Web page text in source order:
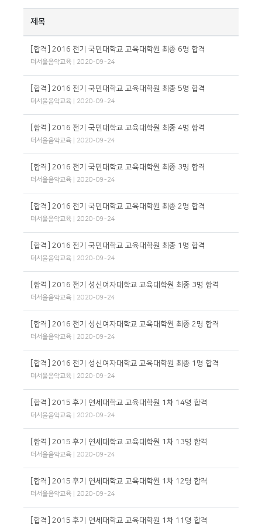
제목
[합격] 2016 전기 국민대학교 교육대학원 최종 6명 합격
더서울음악교육 | 2020-09-24
[합격] 2016 전기 국민대학교 교육대학원 최종 5명 합격
더서울음악교육 | 2020-09-24
[합격] 2016 전기 국민대학교 교육대학원 최종 4명 합격
더서울음악교육 | 2020-09-24
[합격] 2016 전기 국민대학교 교육대학원 최종 3명 합격
더서울음악교육 | 2020-09-24
[합격] 2016 전기 국민대학교 교육대학원 최종 2명 합격
더서울음악교육 | 2020-09-24
[합격] 2016 전기 국민대학교 교육대학원 최종 1명 합격
더서울음악교육 | 2020-09-24
[합격] 2016 전기 성신여자대학교 교육대학원 최종 3명 합격
더서울음악교육 | 2020-09-24
[합격] 2016 전기 성신여자대학교 교육대학원 최종 2명 합격
더서울음악교육 | 2020-09-24
[합격] 2016 전기 성신여자대학교 교육대학원 최종 1명 합격
더서울음악교육 | 2020-09-24
[합격] 2015 후기 연세대학교 교육대학원 1차 14명 합격
더서울음악교육 | 2020-09-24
[합격] 2015 후기 연세대학교 교육대학원 1차 13명 합격
더서울음악교육 | 2020-09-24
[합격] 2015 후기 연세대학교 교육대학원 1차 12명 합격
더서울음악교육 | 2020-09-24
[합격] 2015 후기 연세대학교 교육대학원 1차 11명 합격